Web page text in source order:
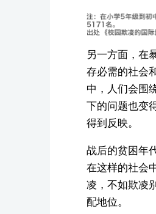
另一方面，在
存必需的社会
中，人们会围
下的问题也变
得到反映。
战后的贫困年
在这样的社会
凌，不如欺凌
配地位。